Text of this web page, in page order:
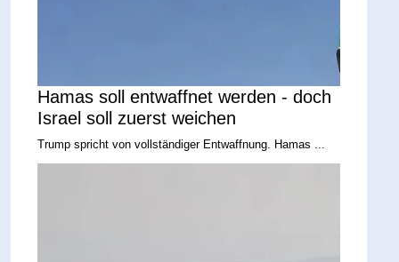
Hamas soll entwaffnet werden - doch
Israel soll zuerst weichen
Trump spricht von vollständiger Entwaffnung. Hamas ...